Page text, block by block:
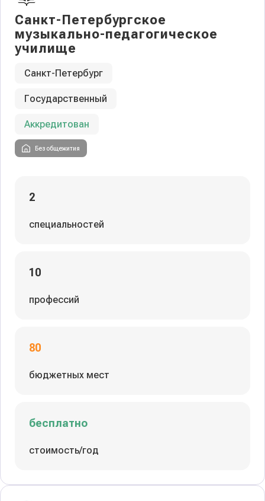
Санкт-Петербургское
музыкально-педагогическое
училище
Санкт-Петербург
Государственный
Аккредитован
Без общежития
2
специальностей
10
профессий
80
бюджетных мест
бесплатно
стоимость/год